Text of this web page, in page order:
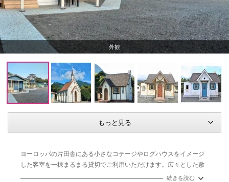
外観【チャペルコテージ】52㎡
もっと見る
ヨーロッパの片田舎にある小さなコテージやログハウスをイメージ
した客室を一棟まるまる貸切でご利用いただけます。広々とした敷
地内にかわいいコテージが点在しまるでテーマパークのよう。全部
続きを読む